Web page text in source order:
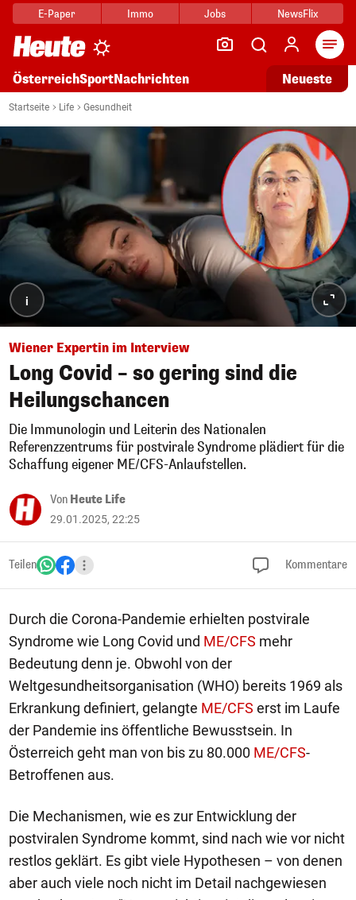
E-Paper Immo Jobs NewsFlix
ÖsterreichSportNachrichten Neueste
Startseite Life Gesundheit
i
Wiener Expertin im Interview
Long Covid – so gering sind die
Heilungschancen
Die Immunologin und Leiterin des Nationalen
Referenzzentrums für postvirale Syndrome plädiert für die
Schaffung eigener ME/CFS-Anlaufstellen.
Von Heute Life
29.01.2025, 22:25
Teilen Kommentare
Durch die Corona-Pandemie erhielten postvirale
Syndrome wie Long Covid und ME/CFS mehr
Bedeutung denn je. Obwohl von der
Weltgesundheitsorganisation (WHO) bereits 1969 als
Erkrankung definiert, gelangte ME/CFS erst im Laufe
der Pandemie ins öffentliche Bewusstsein. In
Österreich geht man von bis zu 80.000 ME/CFS-
Betroffenen aus.
Die Mechanismen, wie es zur Entwicklung der
postviralen Syndrome kommt, sind nach wie vor nicht
restlos geklärt. Es gibt viele Hypothesen – von denen
aber auch viele noch nicht im Detail nachgewiesen